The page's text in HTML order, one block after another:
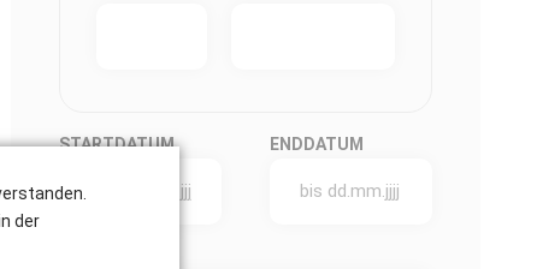
STARTDATUM ENDDATUM
der